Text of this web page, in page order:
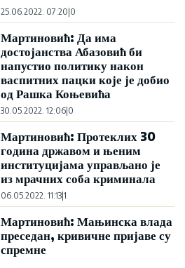
25.06.2022. 07:20 0
Мартиновић: Да има
достојанства Абазовић би
напустио политику након
васпитних пацки које је добио
од Рашка Коњевића
30.05.2022. 12:06 0
Мартиновић: Протеклих 30
година државом и њеним
институцијама управљано је
из мрачних соба криминала
06.05.2022. 11:13 1
Мартиновић: Мањинска влада
преседан, кривичне пријаве су
спремне